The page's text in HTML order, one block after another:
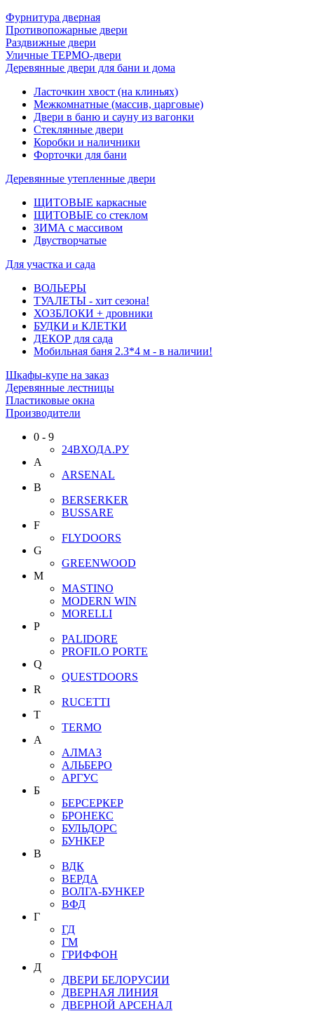
Фурнитура дверная
Противопожарные двери
Раздвижные двери
Уличные ТЕРМО-двери
Деревянные двери для бани и дома
Ласточкин хвост (на клиньях)
Межкомнатные (массив, царговые)
Двери в баню и сауну из вагонки
Стеклянные двери
Коробки и наличники
Форточки для бани
Деревянные утепленные двери
ЩИТОВЫЕ каркасные
ЩИТОВЫЕ со стеклом
ЗИМА с массивом
Двустворчатые
Для участка и сада
ВОЛЬЕРЫ
ТУАЛЕТЫ - хит сезона!
ХОЗБЛОКИ + дровники
БУДКИ и КЛЕТКИ
ДЕКОР для сада
Мобильная баня 2.3*4 м - в наличии!
Шкафы-купе на заказ
Деревянные лестницы
Пластиковые окна
Производители
0 - 9
24ВХОДА.РУ
A
ARSENAL
B
BERSERKER
BUSSARE
F
FLYDOORS
G
GREENWOOD
M
MASTINO
MODERN WIN
MORELLI
P
PALIDORE
PROFILO PORTE
Q
QUESTDOORS
R
RUCETTI
T
TERMO
А
АЛМАЗ
АЛЬБЕРО
АРГУС
Б
БЕРСЕРКЕР
БРОНЕКС
БУЛЬДОРС
БУНКЕР
В
ВДК
ВЕРДА
ВОЛГА-БУНКЕР
ВФД
Г
ГД
ГМ
ГРИФФОН
Д
ДВЕРИ БЕЛОРУСИИ
ДВЕРНАЯ ЛИНИЯ
ДВЕРНОЙ АРСЕНАЛ